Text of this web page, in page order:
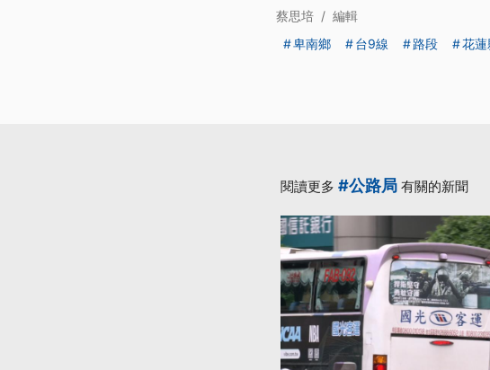
蔡思培 / 編輯
卑南鄉
台9線 路段 花蓮
閱讀更多 #公路局 有關的新聞